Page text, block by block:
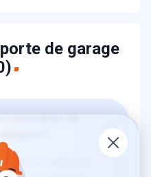
de garage
de
porte de garage à